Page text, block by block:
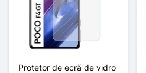
Protetor de ecrã de vidro